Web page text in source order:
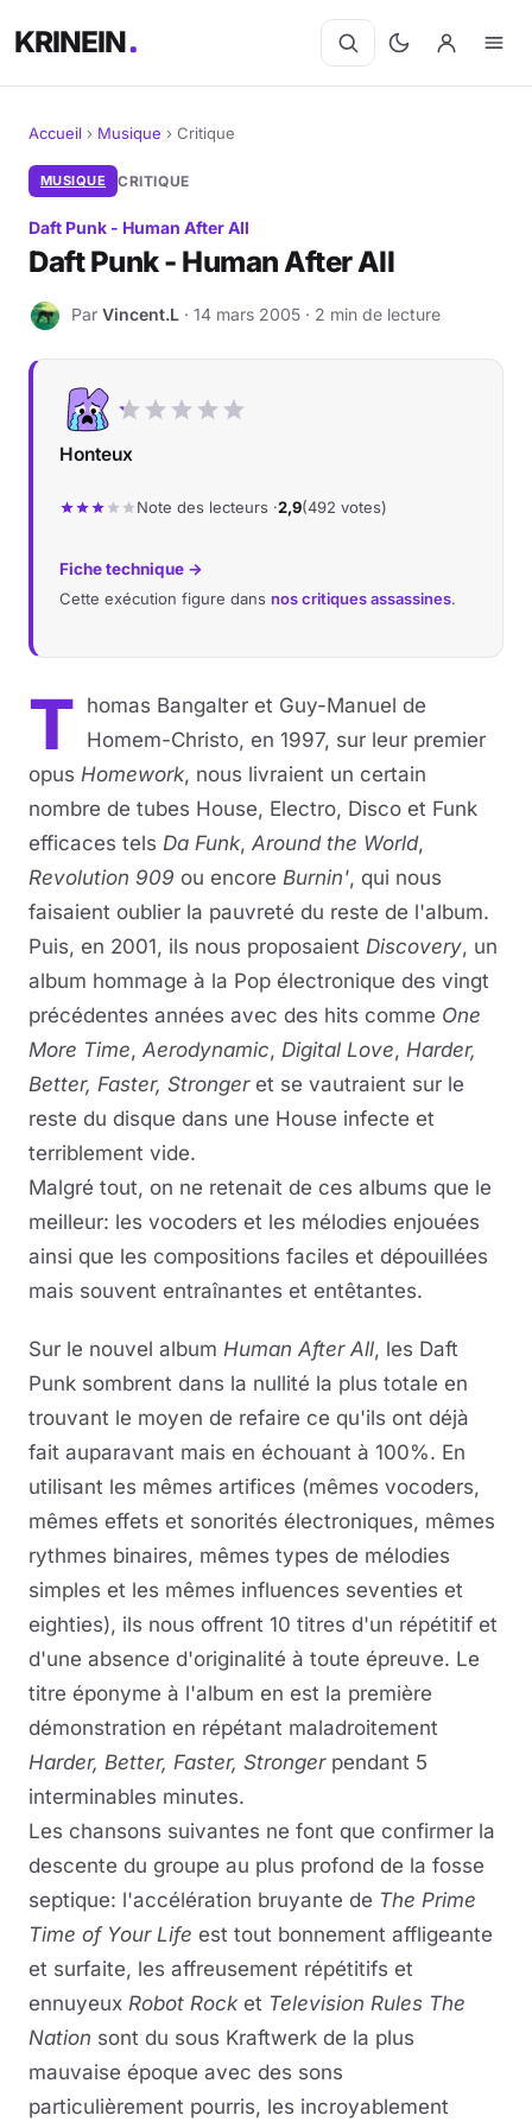
KRINEIN
Cinéma
Séries
Livres
Jeux vidéo
Musique
Sortir
Sciences & Tech
Forum
Accueil › Musique › Critique
MUSIQUE CRITIQUE
Daft Punk - Human After All
Daft Punk - Human After All
V Par Vincent.L · 14 mars 2005 · 2 min de lecture
Honteux
Note des lecteurs ·2,9(492 votes)
Fiche technique →
Cette exécution figure dans nos critiques assassines.
T homas Bangalter et Guy-Manuel de
Homem-Christo, en 1997, sur leur premier
opus Homework, nous livraient un certain
nombre de tubes House, Electro, Disco et Funk
efficaces tels Da Funk, Around the World,
Revolution 909 ou encore Burnin', qui nous
faisaient oublier la pauvreté du reste de l'album.
Puis, en 2001, ils nous proposaient Discovery, un
album hommage à la Pop électronique des vingt
précédentes années avec des hits comme One
More Time, Aerodynamic, Digital Love, Harder,
Better, Faster, Strongeret se vautraient sur le
reste du disque dans une House infecte et
terriblement vide.
Malgré tout, on ne retenait de ces albums que le
meilleur: les vocoders et les mélodies enjouées
ainsi que les compositions faciles et dépouillées
mais souvent entraînantes et entêtantes.
Sur le nouvel album Human After All, les Daft
Punk sombrent dans la nullité la plus totale en
trouvant le moyen de refaire ce qu'ils ont déjà
fait auparavant mais en échouant à 100%. En
utilisant les mêmes artifices (mêmes vocoders,
mêmes effets et sonorités électroniques, mêmes
rythmes binaires, mêmes types de mélodies
simples et les mêmes influences seventies et
eighties), ils nous offrent 10 titres d'un répétitif et
d'une absence d'originalité à toute épreuve. Le
titre éponyme à l'album en est la première
démonstration en répétant maladroitement
Harder, Better, Faster, Strongerpendant 5
interminables minutes.
Les chansons suivantes ne font que confirmer la
descente du groupe au plus profond de la fosse
septique: l'accélération bruyante de The Prime
Time of Your Life est tout bonnement affligeante
et surfaite, les affreusement répétitifs et
ennuyeux Robot Rock et Television Rules The
Nation sont du sous Kraftwerk de la plus
mauvaise époque avec des sons
particulièrement pourris, les incroyablement